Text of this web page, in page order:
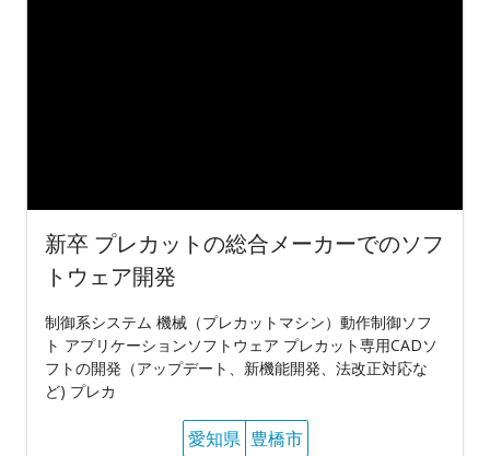
新卒 プレカットの総合メーカーでのソフ
トウェア開発
制御系システム 機械（プレカットマシン）動作制御ソフ
ト アプリケーションソフトウェア プレカット専用CADソ
フトの開発（アップデート、新機能開発、法改正対応な
ど) プレカ
愛知県 豊橋市